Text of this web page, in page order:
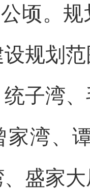
公顷。
规划
子湾
家湾、
盛家